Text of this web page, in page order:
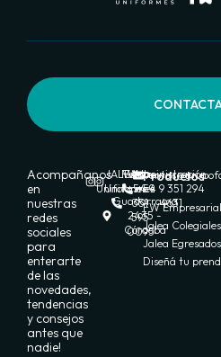
Acompañanos
en
nuestras
redes
sociales
para
enterarte
de las
novedades,
tendencias
y consejos
antes que
nadie!
JALEA
Uniformes
FW
Uniformes
Guadarrama
2435 -
Córdoba
Ventas:
+54 9
351
595
0095
Administración:
+54 9 351 294
4631
Productos
FW
Jalea Colegiales
Jalea Egresados
Diseñá tu